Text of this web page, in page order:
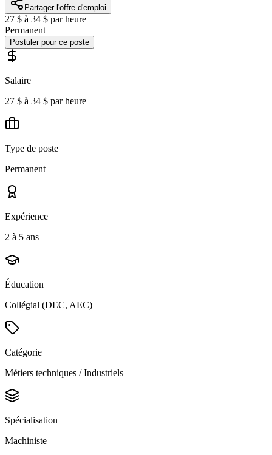
Partager l'offre d'emploi
27 $ à 34 $ par heure
Permanent
Postuler pour ce poste
Salaire
27 $ à 34 $ par heure
Type de poste
Permanent
Expérience
2 à 5 ans
Éducation
Collégial (DEC, AEC)
Catégorie
Métiers techniques / Industriels
Spécialisation
Machiniste